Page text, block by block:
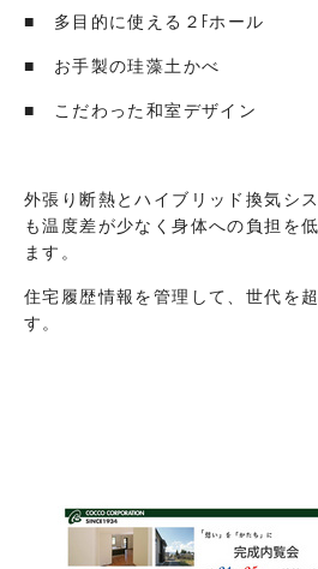
■ 多目的に使える２Fホール
■ お手製の珪藻土かべ
■ こだわった和室デザイン
外張り断熱とハイブリッド換気シ
も温度差が少なく身体への負担を
ます。
住宅履歴情報を管理して、世代を
す。